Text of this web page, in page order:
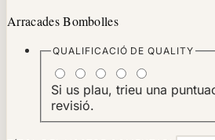
Arracades Bombolles
QUALIFICACIÓ DEQUALITY
Si us plau, trieu una
revisió.